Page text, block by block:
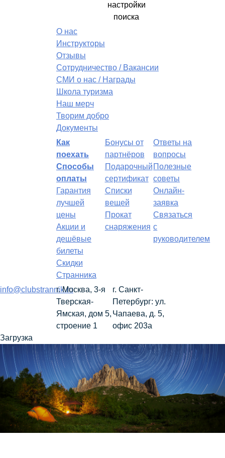
настройки
поиска
О нас
Инструкторы
Отзывы
Сотрудничество / Вакансии
СМИ о нас / Награды
Школа туризма
Наш мерч
Творим добро
Документы
Как
поехать
Способы
оплаты
Гарантия
лучшей
цены
Акции и
дешёвые
билеты
Скидки
Странника
Бонусы от
партнёров
Подарочный
сертификат
Списки
вещей
Прокат
снаряжения
Ответы на
вопросы
Полезные
советы
Онлайн-
заявка
Связаться
с
руководителем
info@clubstrannik.ruг. Москва, 3-я
Тверская-
Ямская, дом 5,
строение 1
г. Санкт-
Петербург: ул.
Чапаева, д. 5,
офис 203а
Загрузка